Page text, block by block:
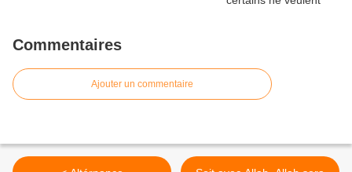
Commentaires
Ajouter un commentaire